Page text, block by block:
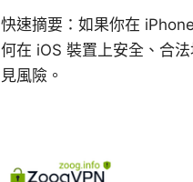
快速摘要：如果你在
何在 iOS 裝置上安全、合
見風險。